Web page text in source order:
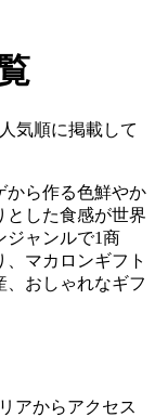
気順に掲載して
から作る色鮮やか
とした食感が世界
ジャンルで1商
マカロンギフト
、おしゃれなギフ
アからアクセス